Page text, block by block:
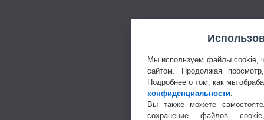
Мы используем файлы cookie,
сайтом. Продолжая
Подробнее о том, как мы
конфиденциальности
Вы также можете
сохранение файлов